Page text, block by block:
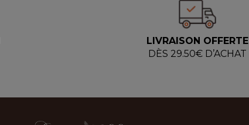
LIVRAISON OFFERTE
DÈS 29.50€ D’ACHAT